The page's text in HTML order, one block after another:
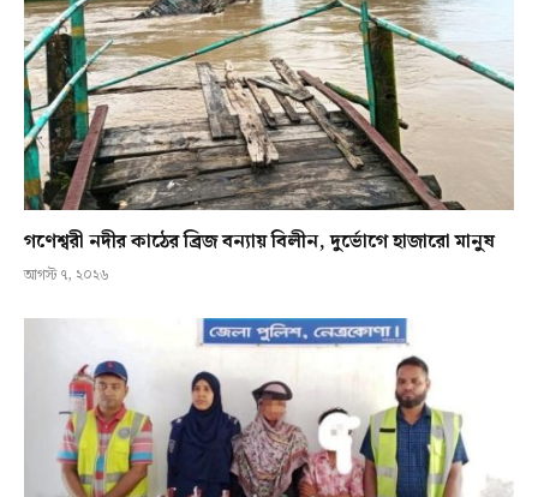
গণেশ্বরী নদীর কাঠের ব্রিজ বন্যায় বিলীন, দুর্ভোগে হাজারো মানুষ
আগস্ট ৭, ২০২৬